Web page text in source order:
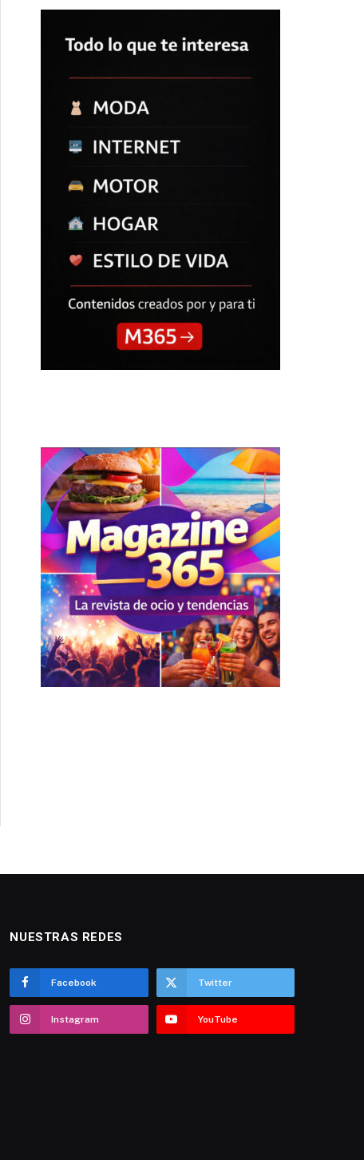
NUESTRAS REDES
Facebook Twitter
Instagram YouTube